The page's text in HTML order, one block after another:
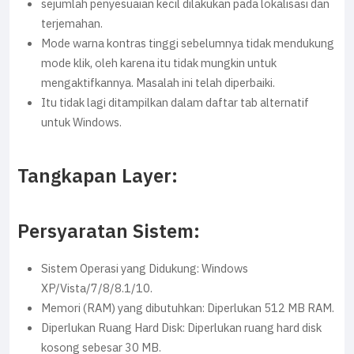
sejumlah penyesuaian kecil dilakukan pada lokalisasi dan
terjemahan.
Mode warna kontras tinggi sebelumnya tidak mendukung
mode klik, oleh karena itu tidak mungkin untuk
mengaktifkannya. Masalah ini telah diperbaiki.
Itu tidak lagi ditampilkan dalam daftar tab alternatif
untuk Windows.
Tangkapan Layer:
Persyaratan Sistem:
Sistem Operasi yang Didukung: Windows
XP/Vista/7/8/8.1/10.
Memori (RAM) yang dibutuhkan: Diperlukan 512 MB RAM.
Diperlukan Ruang Hard Disk: Diperlukan ruang hard disk
kosong sebesar 30 MB.